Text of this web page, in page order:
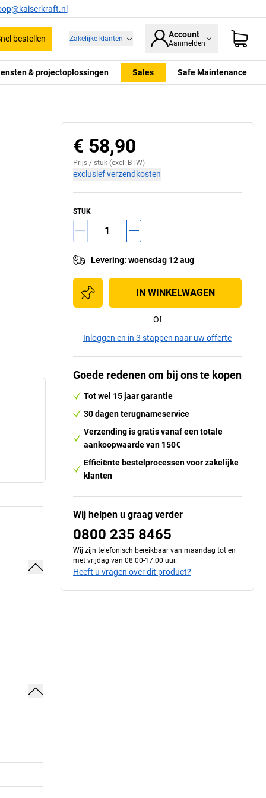
bestellen Zakelijke klanten Account
Aanmelden
& projectoplossingen Sales Safe Maintenance
€ 58,90
Prijs / stuk (excl. BTW)
exclusief verzendkosten
STUK
Levering: woensdag 12 aug
IN WINKELWAGEN
Of
Inloggen en in 3 stappen naar uw offerte
Goede redenen om bij ons te kopen
Tot wel 15 jaar garantie
30 dagen terugnameservice
Verzending is gratis vanaf een totale
aankoopwaarde van 150€
Efficiënte bestelprocessen voor zakelijke
klanten
Wij helpen u graag verder
0800 235 8465
Wij zijn telefonisch bereikbaar van maandag tot en
met vrijdag van 08.00-17.00 uur.
Heeft u vragen over dit product?